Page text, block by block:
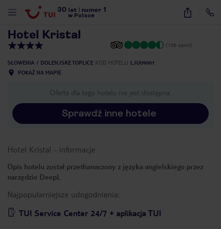
30 lat numer 1
w Polsce
28
Hotel Kristal
(106 opinii)
SŁOWENIA DOLENJSKE TOPLICE KOD HOTELU LJU09001
POKAŻ NA MAPIE
Oferta dla tego hotelu nie jest dostępna.
Sprawdź inne hotele
Hotel Kristal - informacje
Opis hotelu został przetłumaczony z języka angielskiego przez
narzędzie DeepL
Najpopularniejsze udogodnienia:
TUI Service Center 24/7 + aplikacja TUI